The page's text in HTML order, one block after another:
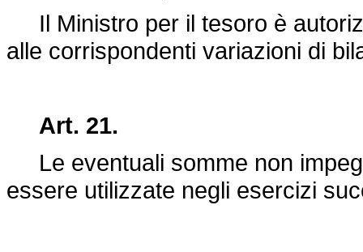
Il Ministro per il tesoro è
alle corrispondenti variazioni di
Art. 21.
Le eventuali somme non
essere utilizzate negli esercizi